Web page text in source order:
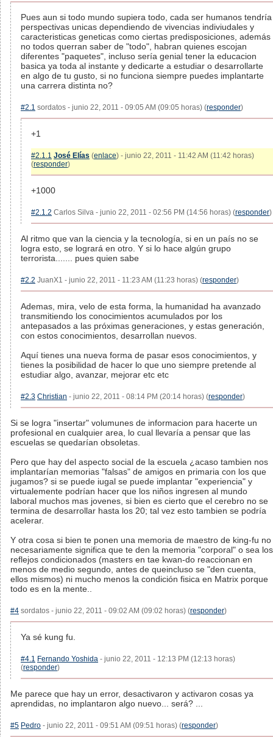
Pues aun si todo mundo supiera todo, cada ser humanos tendría
perspectivas unicas dependiendo de vivencias indiviudales y
caracteristicas geneticas como ciertas predisposiciones, además
no todos querran saber de "todo", habran quienes escojan
diferentes "paquetes", incluso sería genial tener la educacion
basica ya toda al instante y dedicarte a estudiar o desarrollarte
en algo de tu gusto, si no funciona siempre puedes implantarte
una carrera distinta no?
#2.1 sordatos - junio 22, 2011 - 09:05 AM (09:05 horas) (responder)
+1
#2.1.1 José Elías (enlace) - junio 22, 2011 - 11:42 AM (11:42 horas)
(responder)
+1000
#2.1.2 Carlos Silva - junio 22, 2011 - 02:56 PM (14:56 horas) (responder)
Al ritmo que van la ciencia y la tecnología, si en un país no se
logra esto, se logrará en otro. Y si lo hace algún grupo
terrorista....... pues quien sabe
#2.2 JuanX1 - junio 22, 2011 - 11:23 AM (11:23 horas) (responder)
Ademas, mira, velo de esta forma, la humanidad ha avanzado
transmitiendo los conocimientos acumulados por los
antepasados a las próximas generaciones, y estas generación,
con estos conocimientos, desarrollan nuevos.
Aquí tienes una nueva forma de pasar esos conocimientos, y
tienes la posibilidad de hacer lo que uno siempre pretende al
estudiar algo, avanzar, mejorar etc etc
#2.3 Christian - junio 22, 2011 - 08:14 PM (20:14 horas) (responder)
Si se logra "insertar" volumunes de informacion para hacerte un
profesional en cualquier area, lo cual llevaría a pensar que las
escuelas se quedarían obsoletas.
Pero que hay del aspecto social de la escuela ¿acaso tambien nos
implantarían memorias "falsas" de amigos en primaria con los que
jugamos? si se puede iugal se puede implantar "experiencia" y
virtualemente podrían hacer que los niños ingresen al mundo
laboral muchos mas jovenes, si bien es cierto que el cerebro no se
termina de desarrollar hasta los 20; tal vez esto tambien se podría
acelerar.
Y otra cosa si bien te ponen una memoria de maestro de king-fu no
necesariamente significa que te den la memoria "corporal" o sea los
reflejos condicionados (masters en tae kwan-do reaccionan en
menos de medio segundo, antes de queincluso se "den cuenta,
ellos mismos) ni mucho menos la condición fisica en Matrix porque
todo es en la mente..
#4 sordatos - junio 22, 2011 - 09:02 AM (09:02 horas) (responder)
Ya sé kung fu.
#4.1 Fernando Yoshida - junio 22, 2011 - 12:13 PM (12:13 horas)
(responder)
Me parece que hay un error, desactivaron y activaron cosas ya
aprendidas, no implantaron algo nuevo... será? ...
#5 Pedro - junio 22, 2011 - 09:51 AM (09:51 horas) (responder)